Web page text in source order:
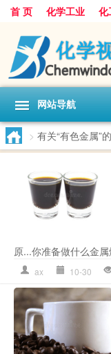
首 页 化学工业 化
网站导航
> 有关“有色金属”
原...你准备做什么金
ax 10-30